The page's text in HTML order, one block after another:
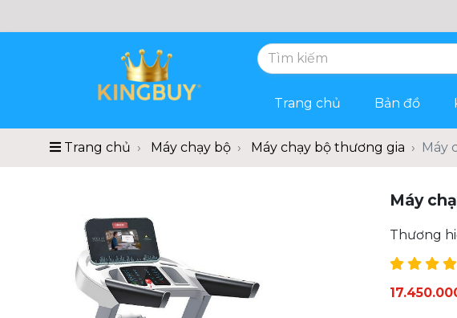
Trang chủ Bản đồ
Trang chủ Máy chạy bộ Máy chạy bộ thương gia Máy
Máy
Thương